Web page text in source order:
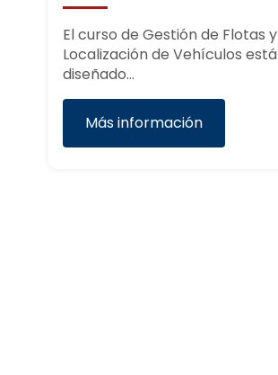
El curso de Gestión de Flotas y
Localización de Vehículos está
diseñado…
Más información